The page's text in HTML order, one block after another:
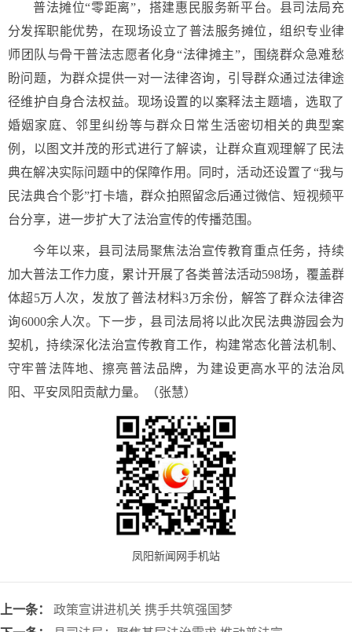
普法摊位“零距离”，搭建惠民服务新平台。县司法局充
分发挥职能优势，在现场设立了普法服务摊位，组织专业律
师团队与骨干普法志愿者化身“法律摊主”，围绕群众急难愁
盼问题，为群众提供一对一法律咨询，引导群众通过法律途
径维护自身合法权益。现场设置的以案释法主题墙，选取了
婚姻家庭、邻里纠纷等与群众日常生活密切相关的典型案
例，以图文并茂的形式进行了解读，让群众直观理解了民法
典在解决实际问题中的保障作用。同时，活动还设置了“我与
民法典合个影”打卡墙，群众拍照留念后通过微信、短视频平
台分享，进一步扩大了法治宣传的传播范围。
今年以来，县司法局聚焦法治宣传教育重点任务，持续
加大普法工作力度，累计开展了各类普法活动598场，覆盖群
体超5万人次，发放了普法材料3万余份，解答了群众法律咨
询6000余人次。下一步，县司法局将以此次民法典游园会为
契机，持续深化法治宣传教育工作，构建常态化普法机制、
守牢普法阵地、擦亮普法品牌，为建设更高水平的法治凤
阳、平安凤阳贡献力量。（张慧）
凤阳新闻网手机站
上一条：
政策宣讲进机关 携手共筑强国梦